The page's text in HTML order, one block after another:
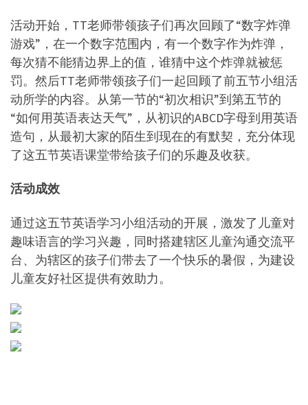
活动开始，TT老师带领孩子们再次回顾了“数字炸弹
游戏”，在一个数字范围内，有一个数字作为炸弹，
每次猜不能猜边界上的值，谁猜中这个炸弹就被惩
罚。然后TT老师带领孩子们一起回顾了前五节小组活
动所学的内容。从第一节的“初次相识”到第五节的
“如何用英语表达天气”，从初识的ABCD字母到用英语
造句，从最初大家的陌生到现在的有默契，充分体现
了这五节英语课堂带给孩子们的乐趣及收获。
活动成效
通过这五节英语学习小组活动的开展，激发了儿童对
趣味语言的学习兴趣，同时搭建辖区儿童沟通交流平
台、为辖区的孩子们带去了一个快乐的暑假，为建设
儿童友好社区提供有效助力。